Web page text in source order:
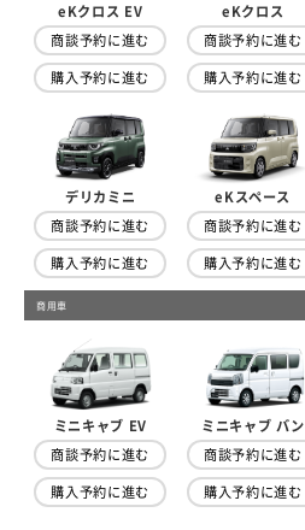
eKクロス EV
商談予約に進む
購入予約に進む
eKクロス
商談予約に進む
購入予約に進む
デリカミニ
商談予約に進む
購入予約に進む
eKスペース
商談予約に進む
購入予約に進む
商用車
ミニキャブ EV
商談予約に進む
購入予約に進む
ミニキャブ バン
商談予約に進む
購入予約に進む